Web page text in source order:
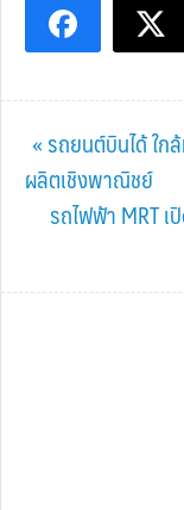
Previous
Post:
« รถยนต์บินได้ ใก
ผลิตเชิงพาณิชย์
Next
รถไฟฟ้า MRT